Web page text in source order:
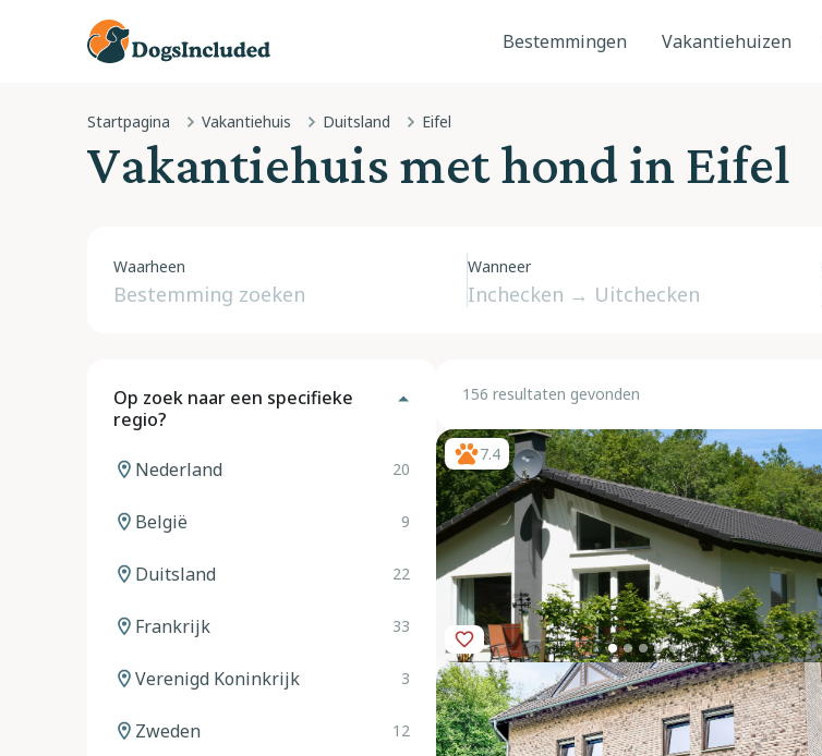
Bestemmingen Vakantiehuizen
Startpagina Vakantiehuis Duitsland Eifel
Vakantiehuis met hond in Eifel
Waarheen Wanneer
Op zoek naar een specifieke
regio?
Nederland 20
België 9
Duitsland 22
Frankrijk 33
Verenigd Koninkrijk 3
Zweden 12
156 resultaten gevonden
7.4